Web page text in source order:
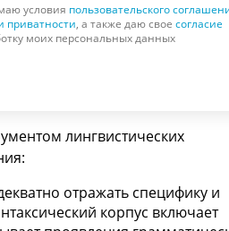
условия пользовательского
приватности, а также даю свое согласие
моих персональных данных
лингвистических
отражать специфику и
корпус включает